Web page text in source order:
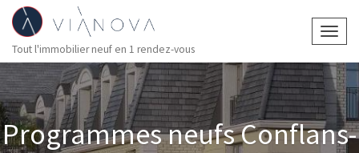
Tout l'immobilier neuf en 1 rendez-vous
Programmes neufs Conflans-